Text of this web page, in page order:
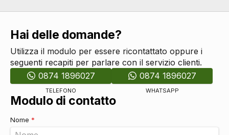
Recupero energia in frenata
Cavo ricarica batterie
DI SERIE
Esterni
Prese d'aria
DI SERIE
Maniglie esterne in tinta
Indicatori di direzione integrati negli specchietti
Specchietti retrovisori elettrici - riscaldabili
Hai delle domande?
Utilizza il modulo per essere ricontattato oppure i
seguenti recapiti per parlare con il servizio clienti.
0874 1896027
TELEFONO
0874 1896027
WHATSAPP
Modulo di contatto
Nome *